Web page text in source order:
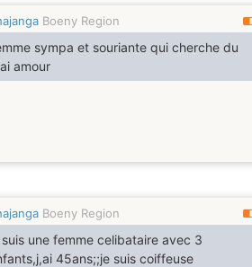
Boeny Region
sympa et souriante qui cherche du
amour
Boeny Region
suis une femme celibataire avec 3
45ans;;je suis coiffeuse